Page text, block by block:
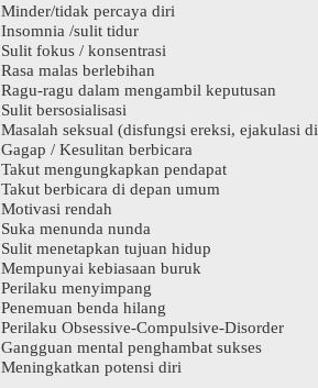
Minder/tidak percaya diri
Insomnia /sulit tidur
Sulit fokus / konsentrasi
Rasa malas berlebihan
Ragu-ragu dalam mengambil keputusan
Sulit bersosialisasi
Masalah seksual (disfungsi ereksi, ejakulasi
Gagap / Kesulitan berbicara
Takut mengungkapkan pendapat
Takut berbicara di depan umum
Motivasi rendah
Suka menunda nunda
Sulit menetapkan tujuan hidup
Mempunyai kebiasaan buruk
Perilaku menyimpang
Penemuan benda hilang
Perilaku Obsessive-Compulsive-Disorder
Gangguan mental penghambat sukses
Meningkatkan potensi diri